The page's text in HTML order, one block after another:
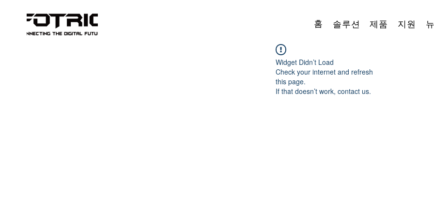
홈 솔루션 제품 지원
Widget Didn’t Load
Check your internet and refresh
this page.
If that doesn’t work, contact us.